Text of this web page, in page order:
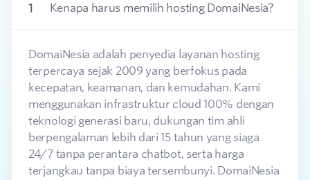
1 Kenapa harus memilih hosting DomaiNesia?
DomaiNesia adalah penyedia layanan hosting
terpercaya sejak 2009 yang berfokus pada
kecepatan, keamanan, dan kemudahan. Kami
menggunakan infrastruktur cloud 100% dengan
teknologi generasi baru, dukungan tim ahli
berpengalaman lebih dari 15 tahun yang siaga
24/7 tanpa perantara chatbot, serta harga
terjangkau tanpa biaya tersembunyi. DomaiNesia